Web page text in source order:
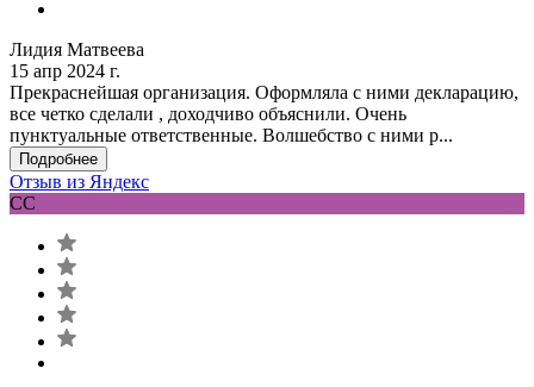
Лидия Матвеева
15 апр 2024 г.
Прекраснейшая организация. Оформляла с ними декларацию,
все четко сделали , доходчиво объяснили. Очень
пунктуальные ответственные. Волшебство с ними р...
Подробнее
Отзыв из Яндекс
СС